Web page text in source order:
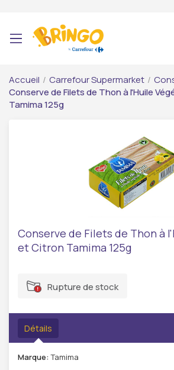
Accueil / Carrefour Supermarket /
Conserve de Filets de Thon à l'Huile
Tamima 125g
Conserve de Filets de Thon à
et Citron Tamima 125g
Rupture de stock
Détails
Marque:Tamima